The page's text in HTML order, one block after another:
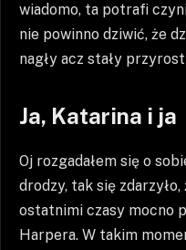
wiadomo, ta potrafi
nie powinno dziwić, że
nagły acz stały
Ja, Katarina i ja
Oj rozgadałem się o
drodzy, tak się
ostatnimi czasy mocno
Harpera. W takim